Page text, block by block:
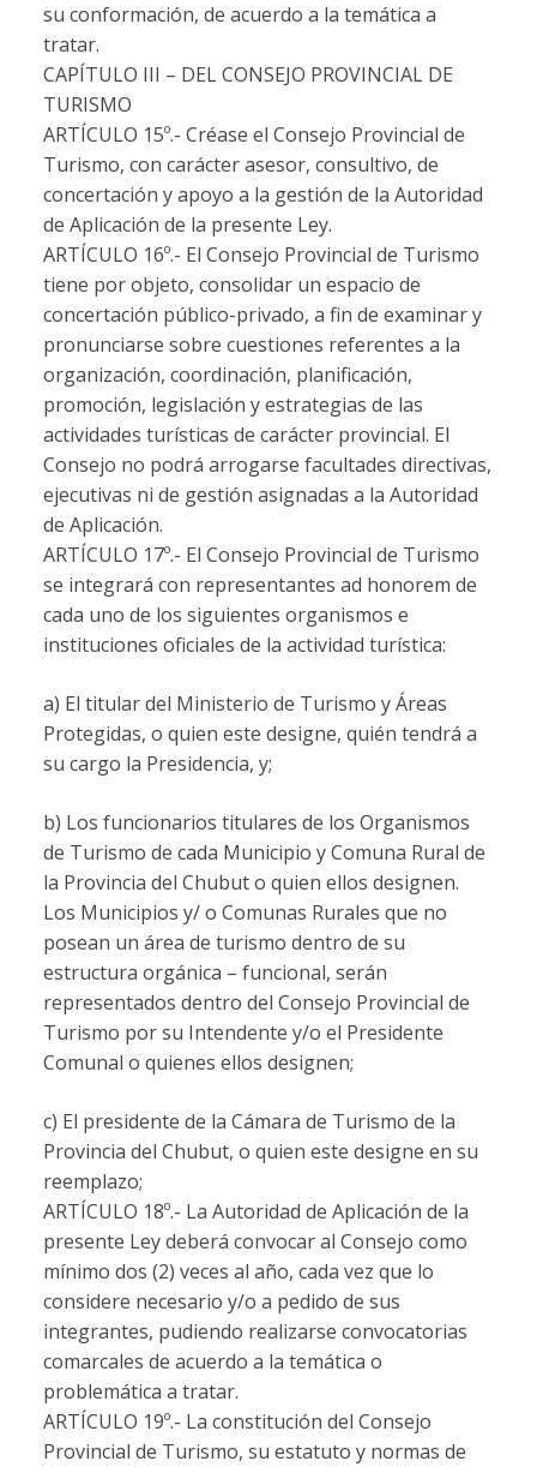
su conformación, de acuerdo a la temática a
tratar.
CAPÍTULO III – DEL CONSEJO PROVINCIAL DE
TURISMO
ARTÍCULO 15º.- Créase el Consejo Provincial de
Turismo, con carácter asesor, consultivo, de
concertación y apoyo a la gestión de la Autoridad
de Aplicación de la presente Ley.
ARTÍCULO 16º.- El Consejo Provincial de Turismo
tiene por objeto, consolidar un espacio de
concertación público-privado, a fin de examinar y
pronunciarse sobre cuestiones referentes a la
organización, coordinación, planificación,
promoción, legislación y estrategias de las
actividades turísticas de carácter provincial. El
Consejo no podrá arrogarse facultades directivas,
ejecutivas ni de gestión asignadas a la Autoridad
de Aplicación.
ARTÍCULO 17º.- El Consejo Provincial de Turismo
se integrará con representantes ad honorem de
cada uno de los siguientes organismos e
instituciones oficiales de la actividad turística:
a) El titular del Ministerio de Turismo y Áreas
Protegidas, o quien este designe, quién tendrá a
su cargo la Presidencia, y;
b) Los funcionarios titulares de los Organismos
de Turismo de cada Municipio y Comuna Rural de
la Provincia del Chubut o quien ellos designen.
Los Municipios y/ o Comunas Rurales que no
posean un área de turismo dentro de su
estructura orgánica – funcional, serán
representados dentro del Consejo Provincial de
Turismo por su Intendente y/o el Presidente
Comunal o quienes ellos designen;
c) El presidente de la Cámara de Turismo de la
Provincia del Chubut, o quien este designe en su
reemplazo;
ARTÍCULO 18º.- La Autoridad de Aplicación de la
presente Ley deberá convocar al Consejo como
mínimo dos (2) veces al año, cada vez que lo
considere necesario y/o a pedido de sus
integrantes, pudiendo realizarse convocatorias
comarcales de acuerdo a la temática o
problemática a tratar.
ARTÍCULO 19º.- La constitución del Consejo
Provincial de Turismo, su estatuto y normas de